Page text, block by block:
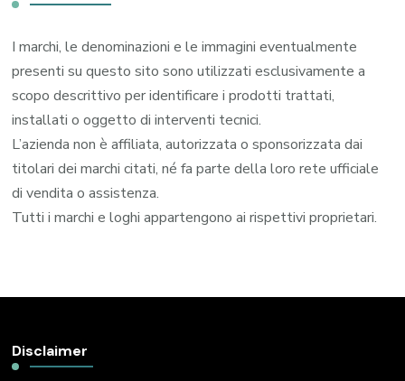
I marchi, le denominazioni e le immagini eventualmente
presenti su questo sito sono utilizzati esclusivamente a
scopo descrittivo per identificare i prodotti trattati,
installati o oggetto di interventi tecnici.
L’azienda non è affiliata, autorizzata o sponsorizzata dai
titolari dei marchi citati, né fa parte della loro rete ufficiale
di vendita o assistenza.
Tutti i marchi e loghi appartengono ai rispettivi proprietari.
Disclaimer